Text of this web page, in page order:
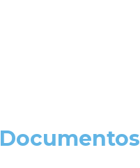
Documentos